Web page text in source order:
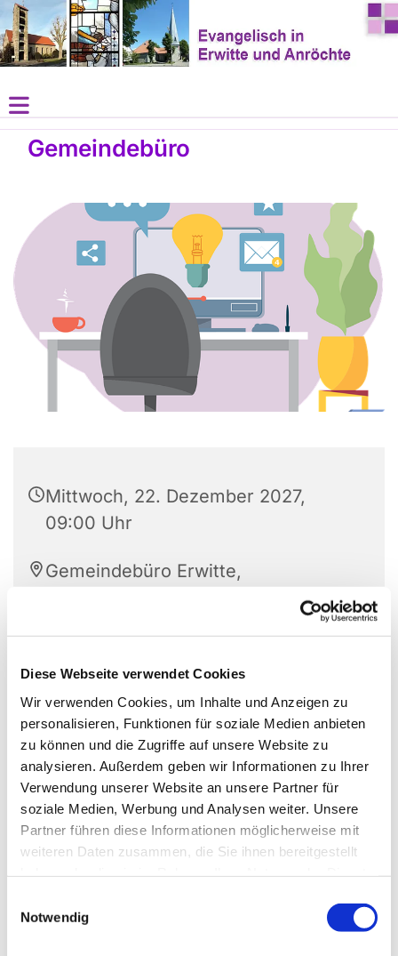
Diese Webseite verwendet Cookies
Wir verwenden Cookies, um Inhalte und Anzeigen zu
personalisieren, Funktionen für soziale Medien anbieten
zu können und die Zugriffe auf unsere Website zu
analysieren. Außerdem geben wir Informationen zu Ihrer
Verwendung unserer Website an unsere Partner für
soziale Medien, Werbung und Analysen weiter. Unsere
Partner führen diese Informationen möglicherweise mit
weiteren Daten zusammen, die Sie ihnen bereitgestellt
Notwendig
Gemeindebüro
Mittwoch, 22. Dezember 2027,
09:00 Uhr
Gemeindebüro Erwitte,
Westkampstr. 7, 59597 Erwitte